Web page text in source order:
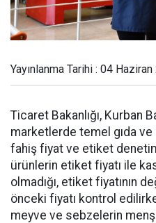
Yayınlanma Tarihi : 04
Ticaret Bakanlığı, Kurban
marketlerde temel gıda
fahiş fiyat ve etiket
ürünlerin etiket fiyatı ile
olmadığı, etiket fiyatının
önceki fiyatı kontrol
meyve ve sebzelerin